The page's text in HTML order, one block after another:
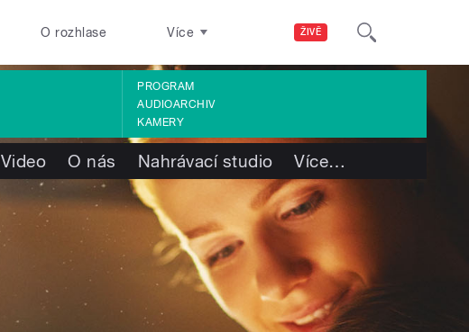
ŽIVĚ
O rozhlase Více
PROGRAM
AUDIOARCHIV
KAMERY
Video O nás Nahrávací studio Více…